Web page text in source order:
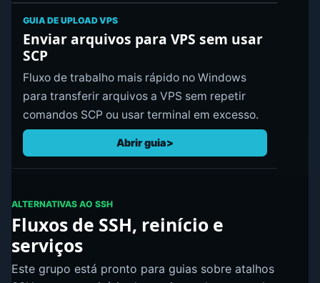
GUIA DE UPLOAD VPS
Enviar arquivos para VPS sem usar
SCP
Fluxo de trabalho mais rápido no Windows
para transferir arquivos a VPS sem repetir
comandos SCP ou usar terminal em excesso.
Abrir guia
ALTERNATIVAS AO SSH
Fluxos de SSH, reinício e
serviços
Este grupo está pronto para guias sobre atalhos